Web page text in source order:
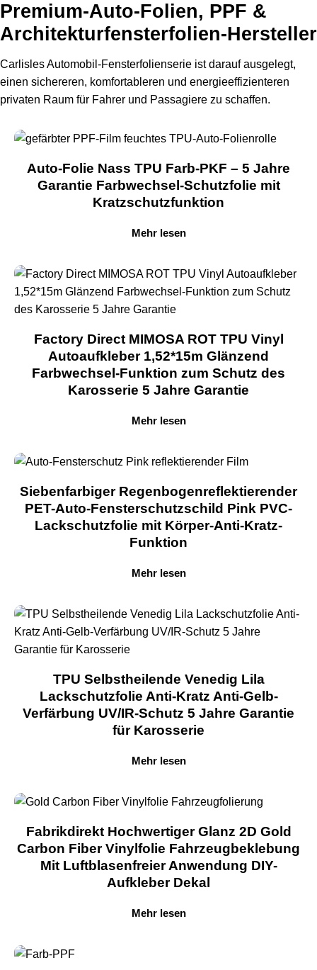
Premium-Auto-Folien, PPF &
Architekturfensterfolien-Hersteller
Carlisles Automobil-Fensterfolienserie ist darauf ausgelegt,
einen sichereren, komfortableren und energieeffizienteren
privaten Raum für Fahrer und Passagiere zu schaffen.
Auto-Folie Nass TPU Farb-PKF – 5 Jahre
Garantie Farbwechsel-Schutzfolie mit
Kratzschutzfunktion
Mehr lesen
Factory Direct MIMOSA ROT TPU Vinyl
Autoaufkleber 1,52*15m Glänzend
Farbwechsel-Funktion zum Schutz des
Karosserie 5 Jahre Garantie
Mehr lesen
Siebenfarbiger Regenbogenreflektierender
PET-Auto-Fensterschutzschild Pink PVC-
Lackschutzfolie mit Körper-Anti-Kratz-
Funktion
Mehr lesen
TPU Selbstheilende Venedig Lila
Lackschutzfolie Anti-Kratz Anti-Gelb-
Verfärbung UV/IR-Schutz 5 Jahre Garantie
für Karosserie
Mehr lesen
Fabrikdirekt Hochwertiger Glanz 2D Gold
Carbon Fiber Vinylfolie Fahrzeugbeklebung
Mit Luftblasenfreier Anwendung DIY-
Aufkleber Dekal
Mehr lesen